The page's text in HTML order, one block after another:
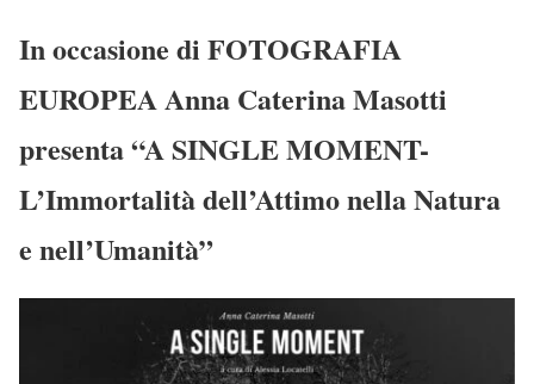
In occasione di FOTOGRAFIA
EUROPEA Anna Caterina Masotti
presenta “A SINGLE MOMENT-
L’Immortalità dell’Attimo nella Natura
e nell’Umanità”